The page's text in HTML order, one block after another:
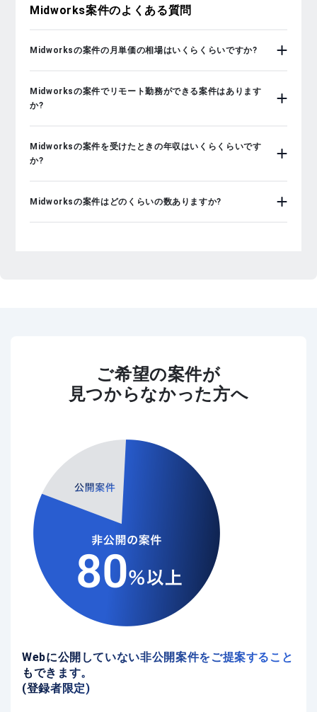
Midworks案件のよくある質問
Midworksの案件の月単価の相場はいくらくらいですか?
Midworksの案件でリモート勤務ができる案件はあります
か?
Midworksの案件を受けたときの年収はいくらくらいです
か?
Midworksの案件はどのくらいの数ありますか?
ご希望の案件が
見つからなかった方へ
Webに公開していない非公開案件をご提案すること
もできます。
(登録者限定)